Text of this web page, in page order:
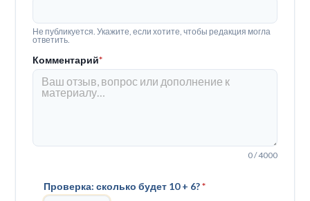
Не публикуется. Укажите, если хотите, чтобы редакция могла
ответить.
Комментарий*
0 / 4000
Проверка: сколько будет 10 + 6?*